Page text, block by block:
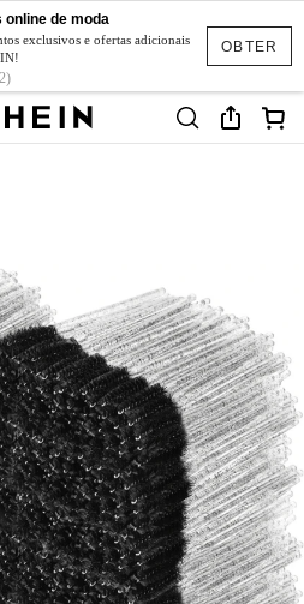
OBTER
online de moda
exclusivos e ofertas adicionais